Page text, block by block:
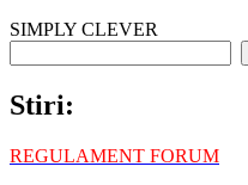
SIMPLY CLEVER
Stiri:
REGULAMENT FORUM